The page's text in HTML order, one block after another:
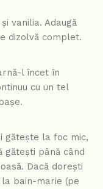
vanilia. Adaugă
dizolvă complet.
l încet în
cu un tel
gătește la foc mic,
gătești până când
Dacă dorești
bain-marie (pe